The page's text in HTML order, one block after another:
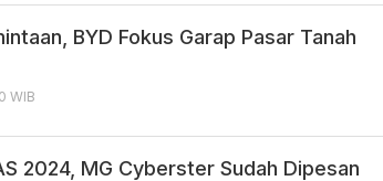
BYD Fokus Garap Pasar Tanah
WIB
2024, MG Cyberster Sudah Dipesan